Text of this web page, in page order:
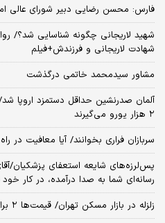
فارس: محسن رضایی دبیر شورای عالی
شهید لاریجانی چگونه شناسایی شد؟/
شهادت لاریجانی و فرزندش+فیلم
مشاور سیدمحمد خاتمی درگذشت
آلمان صدرنشین حداقل دستمزد اروپا
۲ هزار یورو می‌گیرند
سربازان فراری بخوانند/ آیا معافیت در
پس‌لرزه‌های شایعه استعفای پزشکیان/
رسانه‌ای شما به صدا درآمده، در کار
زلزله در بازار مسکن تهران/ قیمت‌ها ۲ برابر شد، خریدار ناپدید شد